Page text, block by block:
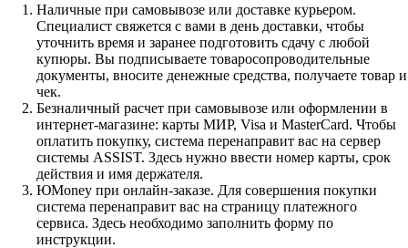
Наличные при самовывозе или доставке курьером.
Специалист свяжется с вами в день доставки, чтобы
уточнить время и заранее подготовить сдачу с любой
купюры. Вы подписываете товаросопроводительные
документы, вносите денежные средства, получаете товар и
чек.
Безналичный расчет при самовывозе или оформлении в
интернет-магазине: карты МИР, Visa и MasterCard. Чтобы
оплатить покупку, система перенаправит вас на сервер
системы ASSIST. Здесь нужно ввести номер карты, срок
действия и имя держателя.
ЮMoney при онлайн-заказе. Для совершения покупки
система перенаправит вас на страницу платежного
сервиса. Здесь необходимо заполнить форму по
инструкции.